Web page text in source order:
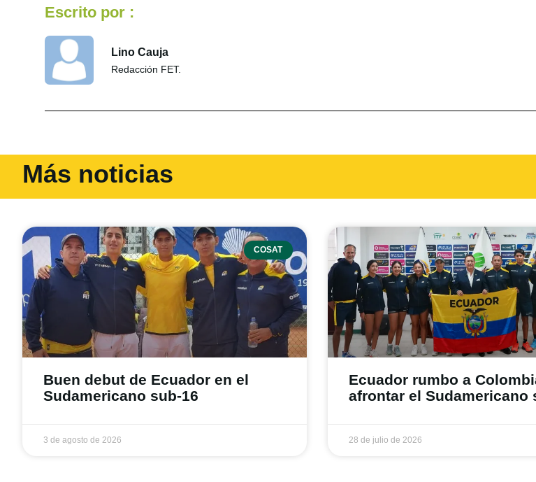
Escrito por :
Lino Cauja
Redacción FET.
Más noticias
COSAT
Buen debut de Ecuador en el
Sudamericano sub-16
3 de agosto de 2026
Ecuador rumbo a
afrontar el Sudamericano
28 de julio de 2026